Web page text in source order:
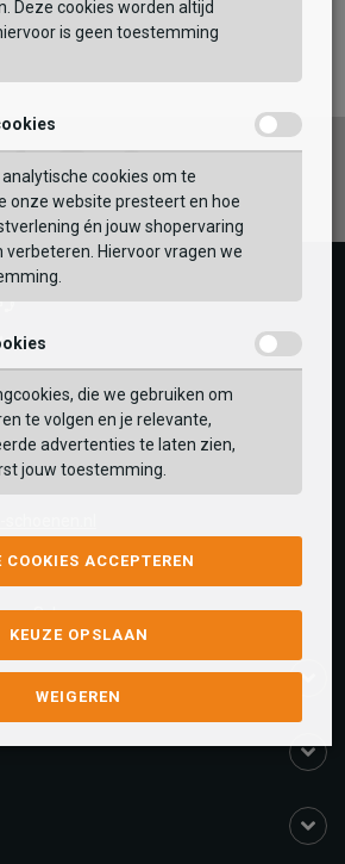
AAN WINKELTAS
MIJN LOCATIE
of gebruik jouw locatie om de
onze winkels te bekijken.
BEKIJK WINKELTAS
VERDER WINKELEN
met
24 uur
Deze cookies worden altijd
is geen toestemming
cookies om te
onze website presteert en hoe
én jouw shopervaring
verbeteren. Hiervoor vragen we
die we gebruiken om
te volgen en je relevante,
advertenties te laten zien,
jouw toestemming.
COOKIES ACCEPTEREN
KEUZE OPSLAAN
WEIGEREN